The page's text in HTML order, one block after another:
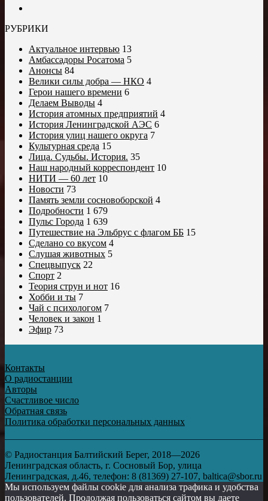
РУБРИКИ
Актуальное интервью 13
Амбассадоры Росатома 5
Анонсы 84
Велики силы добра — НКО 4
Герои нашего времени 6
Делаем Выводы 4
История атомных предприятий 4
История Ленинградской АЭС 6
История улиц нашего округа 7
Культурная среда 15
Лица. Судьбы. История. 35
Наш народный корреспондент 10
НИТИ — 60 лет 10
Новости 73
Память земли сосновоборской 4
Подробности 1 679
Пульс Города 1 639
Путешествие на Эльбрус с флагом ББ 15
Сделано со вкусом 4
Слушая животных 5
Спецвыпуск 22
Спорт 2
Теория струн и нот 16
Хобби и ты 7
Чай с психологом 7
Человек и закон 1
Эфир 73
Контакты
О радиостанции
Авторы
Счастливое число
Обратная связь
Политика обработки персональных данных
© Радиостанция Балтийский Берег, 2018—2026
Ленинградская область, г. Сосновый Бор, улица
Ленинградская, д.46, телефон: 8 (81369) 27-107, baltica@sbor.ru
Мы используем файлы cookie для анализа трафика и удобства
пользователей. Продолжая пользоваться сайтом вы даете